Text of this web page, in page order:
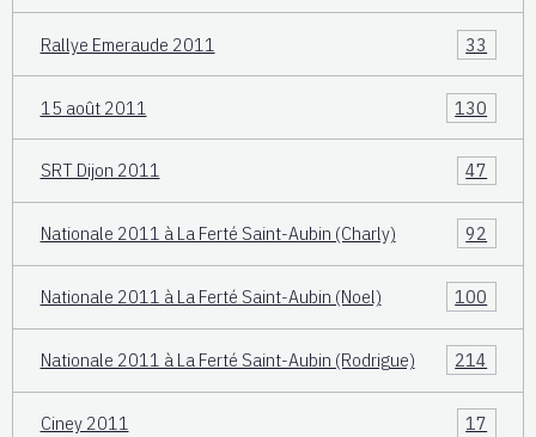
Rallye Emeraude 2011 33
15 août 2011 130
SRT Dijon 2011 47
Nationale 2011 à La Ferté Saint-Aubin (Charly) 92
Nationale 2011 à La Ferté Saint-Aubin (Noel) 100
Nationale 2011 à La Ferté Saint-Aubin (Rodrigue) 214
Ciney 2011 17